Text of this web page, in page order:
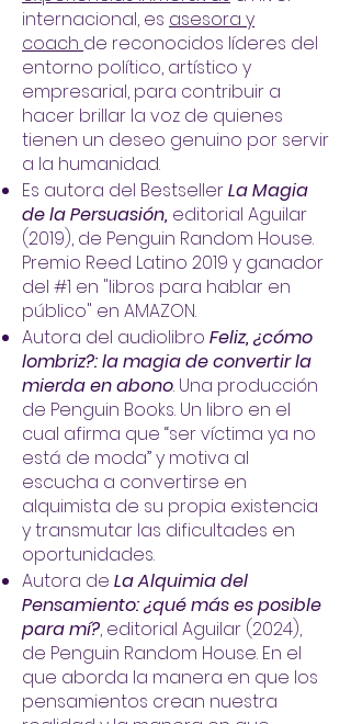
internacional, es asesora y
coach de reconocidos líderes del
entorno político, artístico y
empresarial, para contribuir a
hacer brillar la voz de quienes
tienen un deseo genuino por servir
a la humanidad.
Es autora del BestsellerLa Magia
de la Persuasión, editorial Aguilar
(2019), de Penguin Random House.
Premio Reed Latino 2019 y ganador
del #1 en "libros para hablar en
público" en AMAZON.
Autora del audiolibro Feliz, ¿cómo
lombriz?: la magia de convertir la
mierda en abono. Una producción
de Penguin Books. Un libro en el
cual afirma que “ser víctima ya no
está de moda” y motiva al
escucha a convertirse en
alquimista de su propia existencia
y transmutar las dificultades en
oportunidades.
Autora de La Alquimia del
Pensamiento: ¿qué más es posible
para mí?, editorial Aguilar (2024),
de Penguin Random House. En el
que aborda la manera en que los
pensamientos crean nuestra